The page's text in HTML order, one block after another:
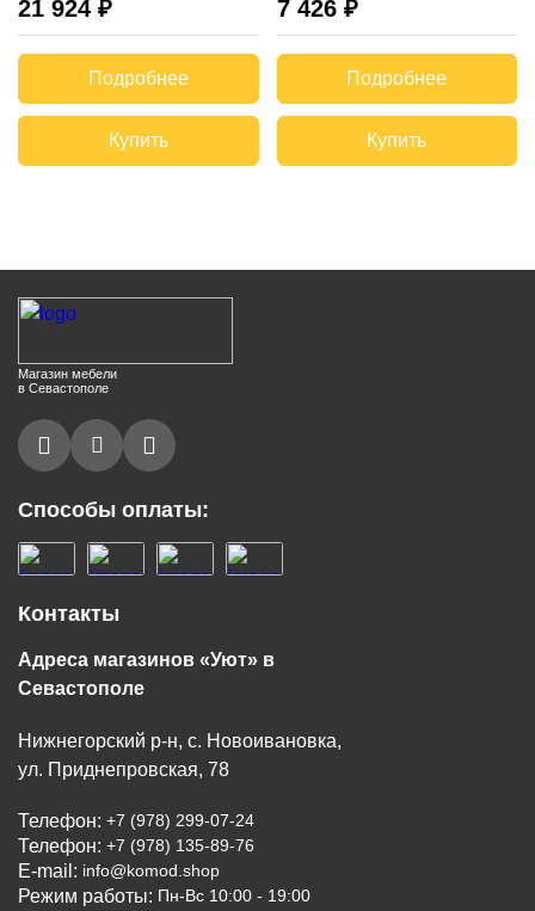
21 924 ₽
Подробнее
Купить
7 426 ₽
Подробнее
Купить
Магазин мебели
в Севастополе
Способы оплаты:
Контакты
Адреса магазинов «Уют» в
Севастополе
Нижнегорский р-н, с. Новоивановка,
ул. Приднепровская, 78
Телефон: +7 (978) 299-07-24
Телефон: +7 (978) 135-89-76
E-mail: info@komod.shop
Режим работы: Пн-Вс 10:00 - 19:00